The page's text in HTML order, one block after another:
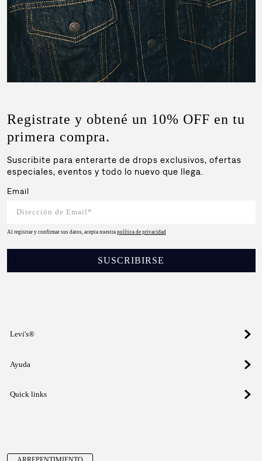
Registrate y obtené un 10% OFF en tu
primera compra.
Suscribite para enterarte de drops exclusivos, ofertas
especiales, eventos y todo lo nuevo que llega.
Email
Al registrar y confirmar sus datos, acepta nuestra política de privacidad
SUSCRIBIRSE
Levi's®
Ayuda
Quick links